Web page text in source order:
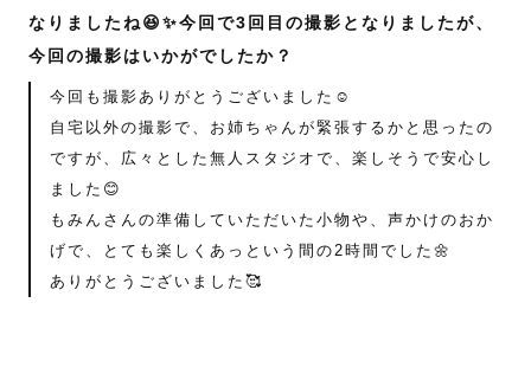
なりましたね😆✨今回で3回目の撮影となりましたが、
今回の撮影はいかがでしたか？
今回も撮影ありがとうございました☺️
自宅以外の撮影で、お姉ちゃんが緊張するかと思ったの
ですが、広々とした無人スタジオで、楽しそうで安心し
ました😊
もみんさんの準備していただいた小物や、声かけのおか
げで、とても楽しくあっという間の2時間でした🌼
ありがとうございました🥰